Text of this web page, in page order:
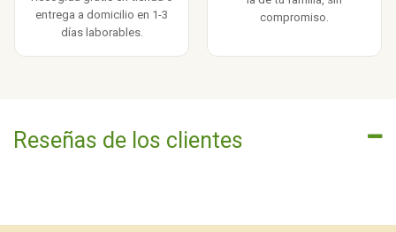
entrega a domicilio en 1-3
días laborables.
compromiso.
Reseñas de los clientes